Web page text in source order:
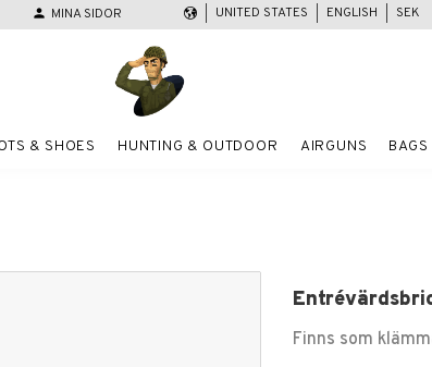
person MINA SIDOR UNITED STATES ENGLISH SEK
& SHOES HUNTING & OUTDOOR AIRGUNS BAGS
Finns som